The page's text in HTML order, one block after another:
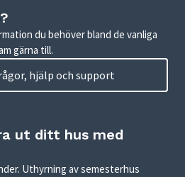
du behöver bland de vanliga
gärna till.
hjälp och support
ut ditt hus med
Uthyrning av semesterhus